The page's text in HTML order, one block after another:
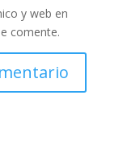
y web en
comente.